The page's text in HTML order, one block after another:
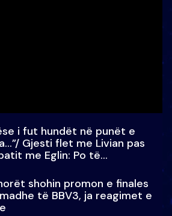
i fut hundët në punët e
Gjesti flet me Livian pas
me Eglin: Po të
shohin promon e finales
të BBV3, ja reagimet e